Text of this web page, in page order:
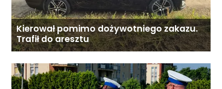
Kierował pomimo dożywotniego zakazu.
Trafił do aresztu